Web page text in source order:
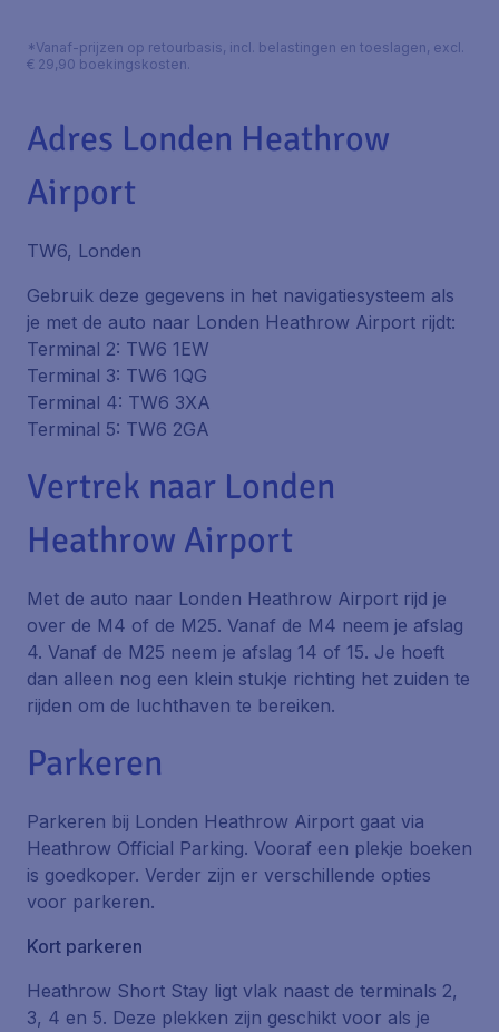
*Vanaf-prijzen op retourbasis, incl. belastingen en toeslagen, excl.
€ 29,90 boekingskosten.
Adres Londen Heathrow
Airport
TW6, Londen
Gebruik deze gegevens in het navigatiesysteem als
je met de auto naar Londen Heathrow Airport rijdt:
Terminal 2: TW6 1EW
Terminal 3: TW6 1QG
Terminal 4: TW6 3XA
Terminal 5: TW6 2GA
Vertrek naar Londen
Heathrow Airport
Met de auto naar Londen Heathrow Airport rijd je
over de M4 of de M25. Vanaf de M4 neem je afslag
4. Vanaf de M25 neem je afslag 14 of 15. Je hoeft
dan alleen nog een klein stukje richting het zuiden te
rijden om de luchthaven te bereiken.
Parkeren
Parkeren bij Londen Heathrow Airport gaat via
Heathrow Official Parking. Vooraf een plekje boeken
is goedkoper. Verder zijn er verschillende opties
voor parkeren.
Kort parkeren
Heathrow Short Stay ligt vlak naast de terminals 2,
3, 4 en 5. Deze plekken zijn geschikt voor als je